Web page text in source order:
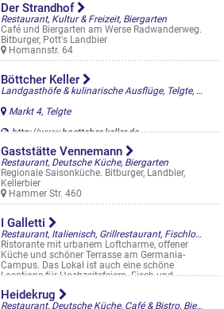
Der Strandhof
Restaurant, Kultur & Freizeit, Biergarten
Café und Biergarten am Werse Radwanderweg.
Bitburger, Pott's Landbier
Homannstr. 64
Böttcher Keller
Landgasthöfe & kulinarische Ausflüge, Telgte, Biergarten
Markt 4, Telgte
http://www.boettcher-keller.de
Gaststätte Vennemann
Restaurant, Deutsche Küche, Biergarten
Regionale Saisonküche. Bitburger, Landbier,
Kellerbier
Hammer Str. 460
I Galletti
Restaurant, Italienisch, Grillrestaurant, Fischlokal, Biergarten
Ristorante mit urbanem Loftcharme, offener
Küche und schöner Terrasse am Germania-
Campus. Das Lokal ist auch eine schöne
Locations für Hochzeitsfeiern. Fisch und ...
An der Germaniabrauerei 4
Heidekrug
Restaurant, Deutsche Küche, Café & Bistro, Biergarten